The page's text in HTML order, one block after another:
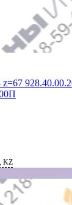
KZ